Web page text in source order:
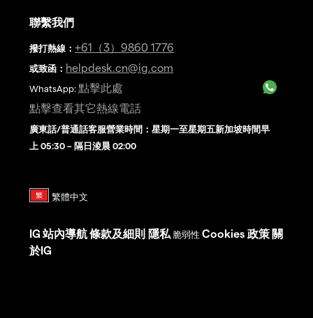
聯繫我們
撥打熱線 ： +61（3）9860 1776
或致函： helpdesk.cn@ig.com
WhatsApp: 點擊此處
點擊查看其它熱線電話
廣東話/普通話客服營業時間：星期一至星期五新加坡時間早
上 05:30 – 隔日淩晨 02:00
IG 站內導航條款及細則 隱私 脆弱性 Cookies 政策 關
於IG